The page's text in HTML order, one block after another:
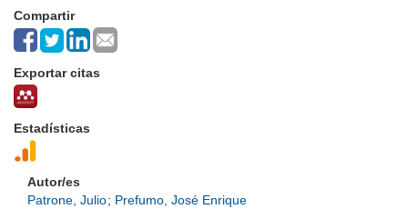
Compartir
Exportar citas
Estadísticas
Autor/es
Patrone, Julio; Prefumo, José Enrique